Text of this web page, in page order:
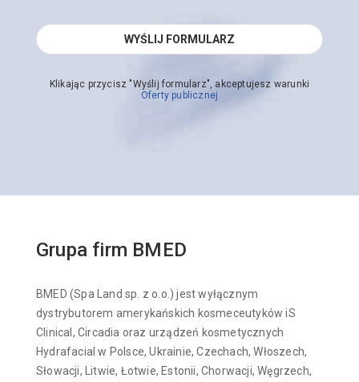
Klikając przycisz "Wyślij formularz", akceptujesz warunki
Oferty publicznej
Grupa firm BMED
BMED (Spa Land sp. z o.o.) jest wyłącznym
dystrybutorem amerykańskich kosmeceutyków iS
Clinical, Circadia oraz urządzeń kosmetycznych
Hydrafacial w Polsce, Ukrainie, Czechach, Włoszech,
Słowacji, Litwie, Łotwie, Estonii, Chorwacji, Węgrzech,